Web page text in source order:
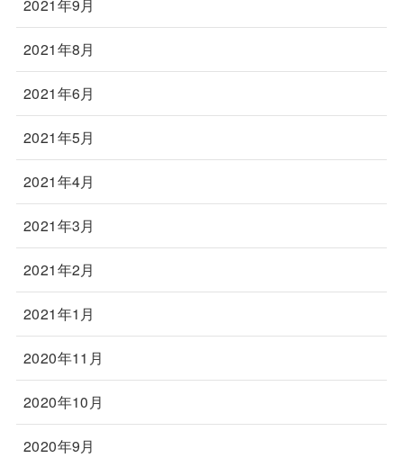
2021年9月
2021年8月
2021年6月
2021年5月
2021年4月
2021年3月
2021年2月
2021年1月
2020年11月
2020年10月
2020年9月